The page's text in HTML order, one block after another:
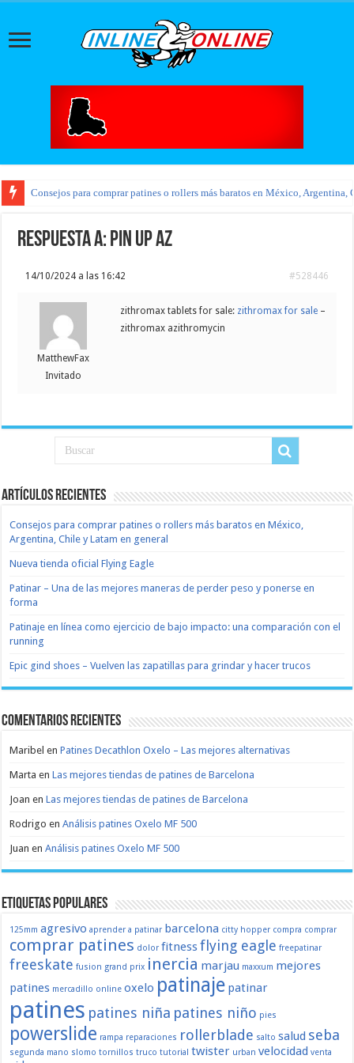
Consejos para comprar patines o rollers más baratos en México, Argentina,
Respuesta a: pin up az
14/10/2024 a las 16:42 #528446
MatthewFax
Invitado
zithromax tablets for sale: zithromax for sale –
zithromax azithromycin
Artículos recientes
Consejos para comprar patines o rollers más baratos en México,
Argentina, Chile y Latam en general
Nueva tienda oficial Flying Eagle
Patinar – Una de las mejores maneras de perder peso y ponerse en
forma
Patinaje en línea como ejercicio de bajo impacto: una comparación con el
running
Epic gind shoes – Vuelven las zapatillas para grindar y hacer trucos
Comentarios recientes
Maribel enPatines Decathlon Oxelo – Las mejores alternativas
Marta enLas mejores tiendas de patines de Barcelona
Joan enLas mejores tiendas de patines de Barcelona
Rodrigo enAnálisis patines Oxelo MF 500
Juan enAnálisis patines Oxelo MF 500
Etiquetas populares
125mm agresivo aprender a patinar barcelona citty hopper compra comprar
comprar patines dolor fitnessflying eagle freepatinar
freeskate fusion grand prix inercia marjau maxxum mejores
patines mercadillo online oxelo patinaje patinar
patines patines niña patines niño pies
powerslide rampa reparaciones rollerblade salto salud seba
segunda mano slomo tornillos truco tutorial twister urban velocidad venta